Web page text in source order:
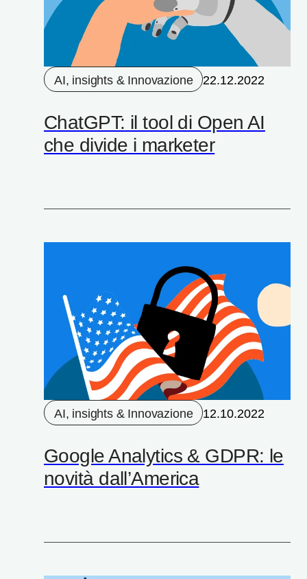
AI, insights & Innovazione 22.12.2022
ChatGPT: il tool di Open AI
che divide i marketer
AI, insights & Innovazione 12.10.2022
Google Analytics & GDPR: le
novità dall’America